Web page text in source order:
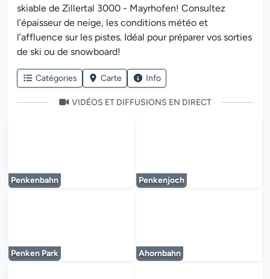
skiable de Zillertal 3000 - Mayrhofen! Consultez
l’épaisseur de neige, les conditions météo et
l’affluence sur les pistes. Idéal pour préparer vos sorties
de ski ou de snowboard!
Catégories Carte Info
VIDÉOS ET DIFFUSIONS EN DIRECT
Penkenbahn Penkenjoch
Penken Park Ahornbahn